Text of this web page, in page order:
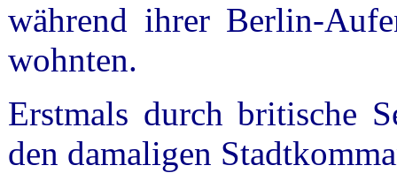
während ihrer Berlin-
wohnten.
Erstmals durch britische
den damaligen